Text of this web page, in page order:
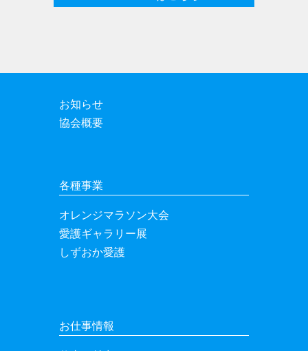
お知らせ
協会概要
各種事業
オレンジマラソン大会
愛護ギャラリー展
しずおか愛護
お仕事情報